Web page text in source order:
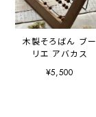
木製そろばん ブー
リエ アバカス
¥5,500